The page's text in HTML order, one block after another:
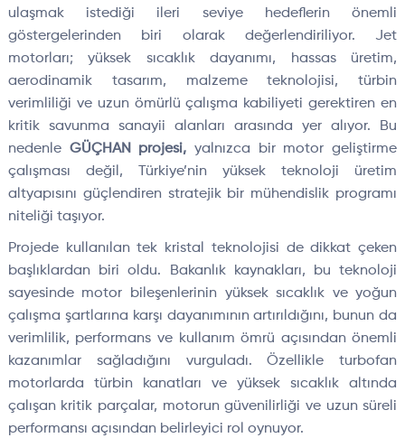
ulaşmak istediği ileri seviye hedeflerin önemli
göstergelerinden biri olarak değerlendiriliyor. Jet
motorları; yüksek sıcaklık dayanımı, hassas üretim,
aerodinamik tasarım, malzeme teknolojisi, türbin
verimliliği ve uzun ömürlü çalışma kabiliyeti gerektiren en
kritik savunma sanayii alanları arasında yer alıyor. Bu
nedenle GÜÇHAN projesi, yalnızca bir motor geliştirme
çalışması değil, Türkiye’nin yüksek teknoloji üretim
altyapısını güçlendiren stratejik bir mühendislik programı
niteliği taşıyor.
Projede kullanılan tek kristal teknolojisi de dikkat çeken
başlıklardan biri oldu. Bakanlık kaynakları, bu teknoloji
sayesinde motor bileşenlerinin yüksek sıcaklık ve yoğun
çalışma şartlarına karşı dayanımının artırıldığını, bunun da
verimlilik, performans ve kullanım ömrü açısından önemli
kazanımlar sağladığını vurguladı. Özellikle turbofan
motorlarda türbin kanatları ve yüksek sıcaklık altında
çalışan kritik parçalar, motorun güvenilirliği ve uzun süreli
performansı açısından belirleyici rol oynuyor.